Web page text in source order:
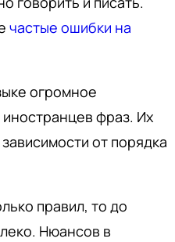
частые ошибки на
огромное
фраз. Их
от порядка
правил, то до
Нюансов в